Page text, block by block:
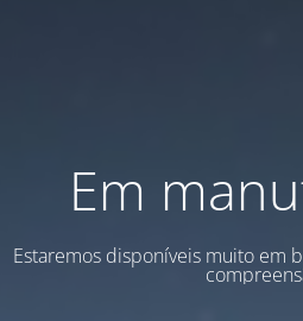
Em
Estaremos disponíveis muito em